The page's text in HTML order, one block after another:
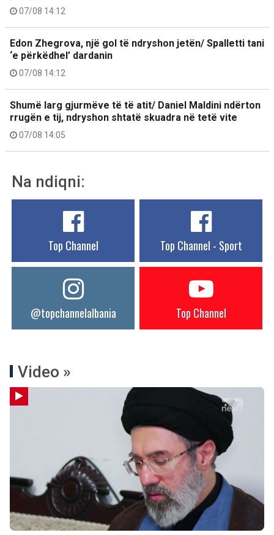
07/08 14:12
Edon Zhegrova, një gol të ndryshon jetën/ Spalletti tani
‘e përkëdhel’ dardanin
07/08 14:12
Shumë larg gjurmëve të të atit/ Daniel Maldini ndërton
rrugën e tij, ndryshon shtatë skuadra në tetë vite
07/08 14:05
Na ndiqni:
Top Channel Top Channel - Sport
@topchannelalbania Top Channel
Video »